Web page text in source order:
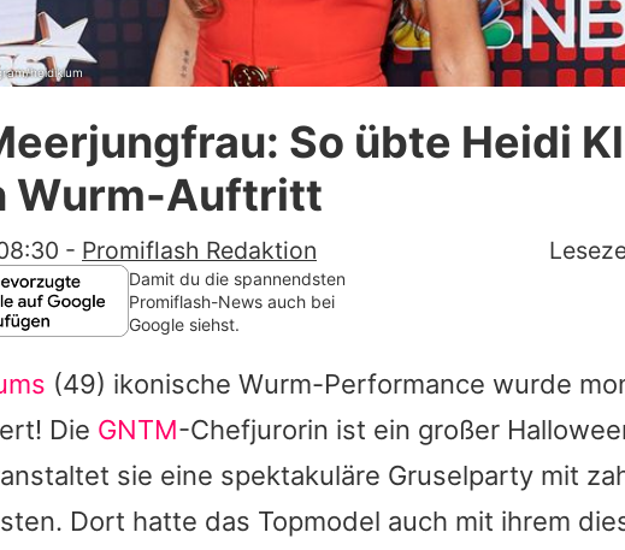
Impressum
Datenschutzerklärung
Nutzungsbedingungen
Utiq verwalten
heidiklum
So übte Heidi
Wurm-Auftritt
- Promiflash Redaktion
Damit du die spannendsten
Promiflash-News auch bei
Google siehst.
(49) ikonische Wurm-Performance wurde
Die GNTM-Chefjurorin ist ein großer
sie eine spektakuläre Gruselparty mit
Dort hatte das Topmodel auch mit ihrem